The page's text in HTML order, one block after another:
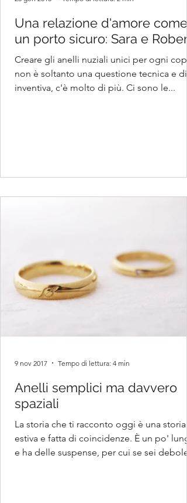
Una relazione d'amore come
un porto sicuro: Sara e
Creare gli anelli nuziali unici per ogni
non è soltanto una questione tecnica e di
inventiva, c'è molto di più. Ci sono le...
Anelli semplici ma davvero
spaziali
La storia che ti racconto oggi è una storia
estiva e fatta di coincidenze. È un po'
e ha delle suspense, per cui se sei debole
9 nov 2017 Tempo di lettura: 4 min